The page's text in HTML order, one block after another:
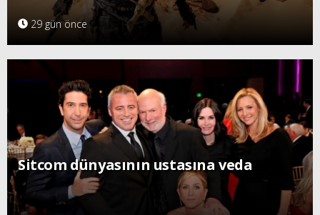
29 gün önce
Sitcom dünyasının ustasına veda